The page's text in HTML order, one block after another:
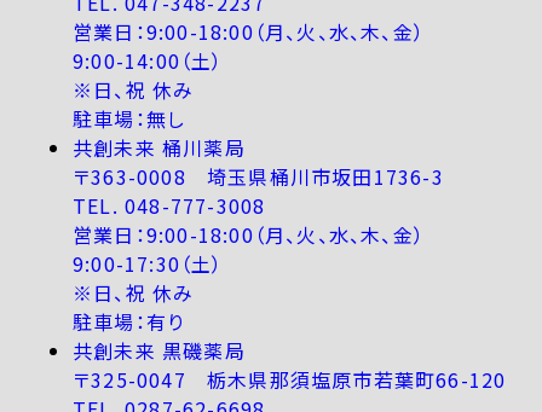
営業日：9:00-18:00（月、火、水、木、金）
9:00-14:00（土）
※日、祝 休み
駐車場：無し
共創未来 桶川薬局
〒363-0008 埼玉県桶川市坂田1736-3
TEL. 048-777-3008
営業日：9:00-18:00（月、火、水、木、金）
9:00-17:30（土）
※日、祝 休み
駐車場：有り
共創未来 黒磯薬局
〒325-0047 栃木県那須塩原市若葉町66-120